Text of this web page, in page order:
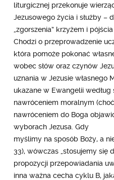
liturgicznej przekonuje
Jezusowego życia i służby –
„zgorszenia” krzyżem i
Chodzi o przeprowadzenie
która pomoże pokonać
wobec słów oraz czynów
uznania w Jezusie własnego
ukazane w Ewangelii
nawróceniem moralnym
nawróceniem do Boga
wyborach Jezusa. Gdy
myślimy na sposób Boży, a
33), wówczas „stosujemy się
propozycji przepowiadania
inna ważna cecha cyklu B,